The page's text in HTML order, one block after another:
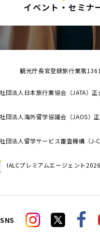
イベント・セミナ
観光庁長官登録旅行業第
団法人日本旅行業協会（JATA）正
団法人海外留学協議会（JAOS）
団法人留学サービス審査機構（J-
IALCプレミアムエージェント